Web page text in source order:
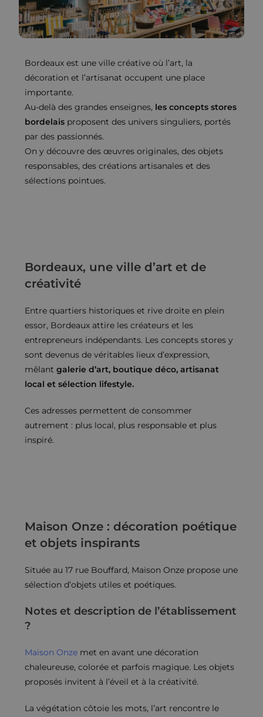
Bordeaux est une ville créative où l’art, la
décoration et l’artisanat occupent une place
importante.
Au-delà des grandes enseignes, les concepts stores
bordelais proposent des univers singuliers, portés
par des passionnés.
On y découvre des œuvres originales, des objets
responsables, des créations artisanales et des
sélections pointues.
Bordeaux, une ville d’art et de
créativité
Entre quartiers historiques et rive droite en plein
essor, Bordeaux attire les créateurs et les
entrepreneurs indépendants. Les concepts stores y
sont devenus de véritables lieux d’expression,
mêlantgalerie d’art, boutique déco, artisanat
local et sélection lifestyle.
Ces adresses permettent de consommer
autrement : plus local, plus responsable et plus
inspiré.
Maison Onze : décoration poétique
et objets inspirants
Située au 17 rue Bouffard, Maison Onze propose une
sélection d’objets utiles et poétiques.
Notes et description de l’établissement
?
Maison Onze met en avant une décoration
chaleureuse, colorée et parfois magique. Les objets
proposés invitent à l’éveil et à la créativité.
La végétation côtoie les mots, l’art rencontre le